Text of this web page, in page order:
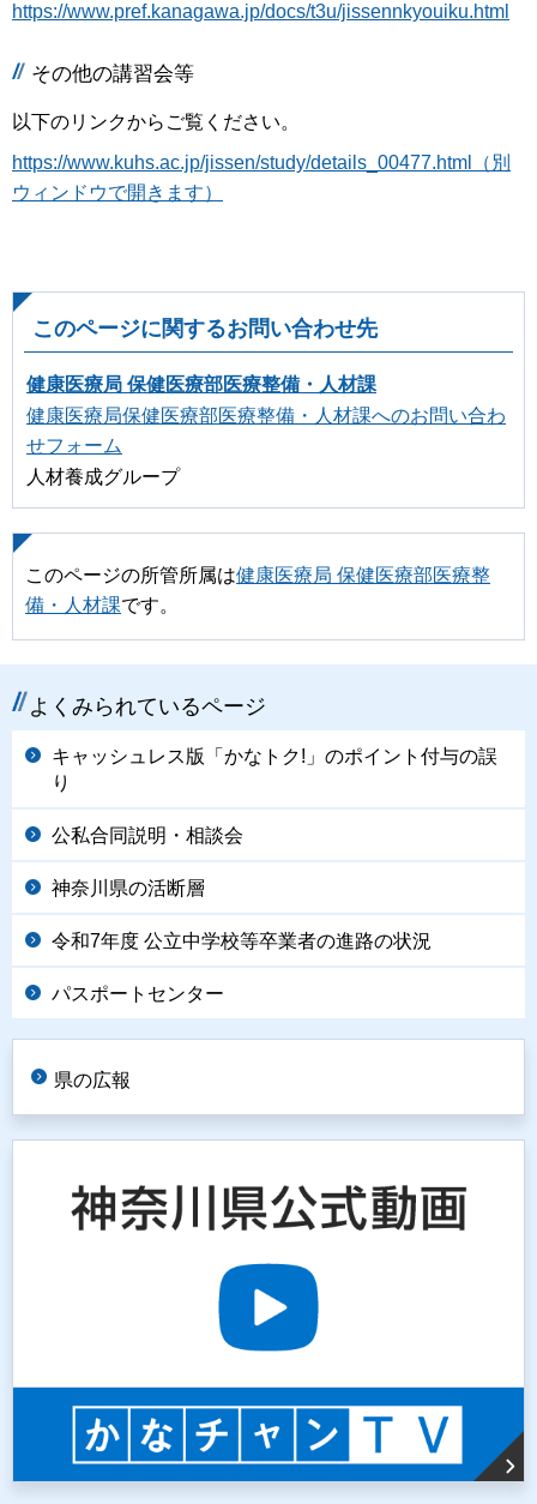
https://www.pref.kanagawa.jp/docs/t3u/jissennkyouiku.html
その他の講習会等
以下のリンクからご覧ください。
https://www.kuhs.ac.jp/jissen/study/details_00477.html（別
ウィンドウで開きます）
このページに関するお問い合わせ先
健康医療局 保健医療部医療整備・人材課
健康医療局保健医療部医療整備・人材課へのお問い合わ
せフォーム
人材養成グループ
このページの所管所属は健康医療局 保健医療部医療整
備・人材課です。
よくみられているページ
キャッシュレス版「かなトク!」のポイント付与の誤
り
公私合同説明・相談会
神奈川県の活断層
令和7年度 公立中学校等卒業者の進路の状況
パスポートセンター
県の広報